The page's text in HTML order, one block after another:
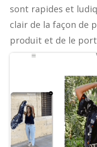
sont rapides et
clair de la façon de
produit et de le